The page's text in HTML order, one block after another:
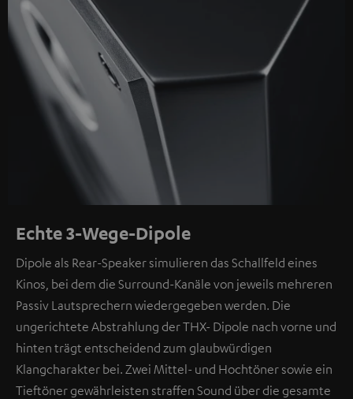
Echte 3-Wege-Dipole
Dipole als Rear-Speaker simulieren das Schallfeld eines
Kinos, bei dem die Surround-Kanäle von jeweils mehreren
Passiv Lautsprechern wiedergegeben werden. Die
ungerichtete Abstrahlung der THX- Dipole nach vorne und
hinten trägt entscheidend zum glaubwürdigen
Klangcharakter bei. Zwei Mittel- und Hochtöner sowie ein
Tieftöner gewährleisten straffen Sound über die gesamte